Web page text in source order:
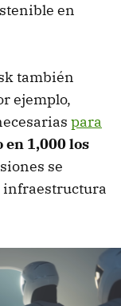
en
también
ejemplo,
para
en 1,000 los
se
infraestructura